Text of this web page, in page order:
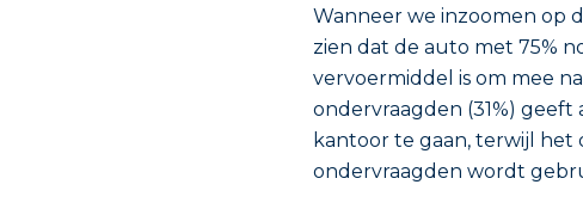
Wanneer we inzoomen op
zien dat de auto met 75%
vervoermiddel is om mee
ondervraagden (31%)
kantoor te gaan, terwijl het
ondervraagden wordt